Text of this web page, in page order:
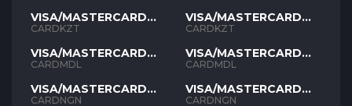
VISA/MASTERCARD
KZT
CARDKZT
VISA/MASTERCARD
MDL
CARDMDL
VISA/MASTERCARD
NGN
CARDNGN
VISA/MASTERCARD
KZT
CARDKZT
VISA/MASTERCARD
MDL
CARDMDL
VISA/MASTERCARD
NGN
CARDNGN